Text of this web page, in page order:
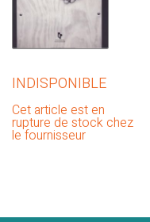
INDISPONIBLE
Cet article est en
rupture de stock chez
le fournisseur